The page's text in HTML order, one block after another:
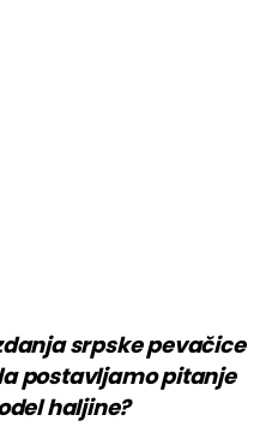
srpske pevačice
postavljamo pitanje
haljine?